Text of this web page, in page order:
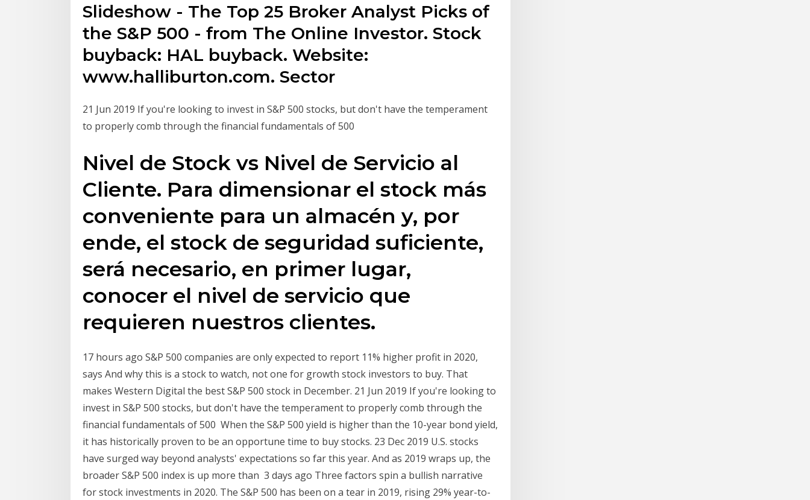
Slideshow - The Top 25 Broker Analyst Picks of
the S&P 500 - from The Online Investor. Stock
buyback: HAL buyback. Website:
www.halliburton.com. Sector
21 Jun 2019 If you're looking to invest in S&P 500 stocks, but don't have the temperament
to properly comb through the financial fundamentals of 500
Nivel de Stock vs Nivel de Servicio al
Cliente. Para dimensionar el stock más
conveniente para un almacén y, por
ende, el stock de seguridad suficiente,
será necesario, en primer lugar,
conocer el nivel de servicio que
requieren nuestros clientes.
17 hours ago S&P 500 companies are only expected to report 11% higher profit in 2020,
says And why this is a stock to watch, not one for growth stock investors to buy. That
makes Western Digital the best S&P 500 stock in December. 21 Jun 2019 If you're looking to
invest in S&P 500 stocks, but don't have the temperament to properly comb through the
financial fundamentals of 500 When the S&P 500 yield is higher than the 10-year bond yield,
it has historically proven to be an opportune time to buy stocks. 23 Dec 2019 U.S. stocks
have surged way beyond analysts' expectations so far this year. And as 2019 wraps up, the
broader S&P 500 index is up more than 3 days ago Three factors spin a bullish narrative
for stock investments in 2020. The S&P 500 has been on a tear in 2019, rising 29% year-to-